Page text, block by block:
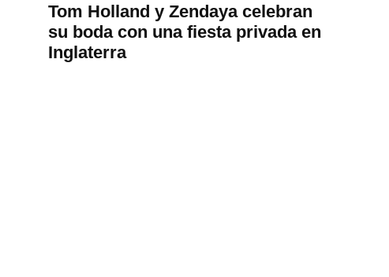
Tom Holland y Zendaya celebran
su boda con una fiesta privada en
Inglaterra